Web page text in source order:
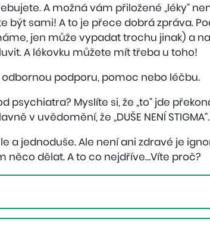
A možná vám přiložené „léky“
být sami! A to je přece dobrá zpráva.
jen může vypadat trochu jinak) a
A lékovku můžete mít třeba u toho!
podporu, pomoc nebo léčbu.
psychiatra? Myslíte si, že „to“ jde
v uvědomění, že „DUŠE NENÍ STIGMA“.
a jednoduše. Ale není ani zdravé je
něco dělat. A to co nejdříve…Víte proč?